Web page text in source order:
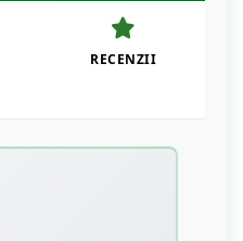
RECENZII